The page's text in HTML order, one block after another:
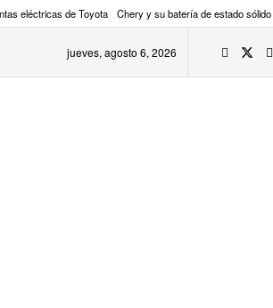
eléctricas de Toyota Chery y su batería de estado sólido
jueves, agosto 6, 2026